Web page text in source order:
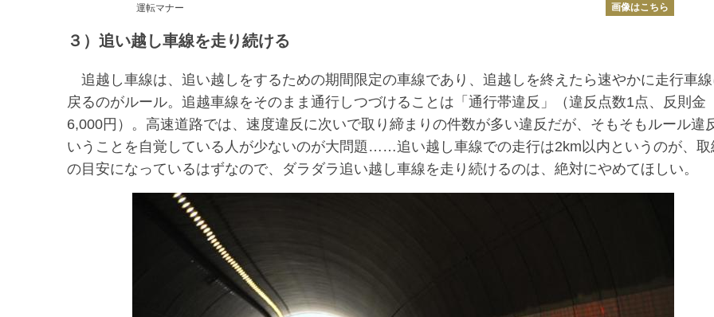
運転マナー 画像はこちら
３）追い越し車線を走り続ける
追越し車線は、追い越しをするための期間限定の車線であり、追越しを終えたら速やかに走行車
戻るのがルール。追越車線をそのまま通行しつづけることは「通行帯違反」（違反点数1点、反則金
6,000円）。高速道路では、速度違反に次いで取り締まりの件数が多い違反だが、そもそもルール違
いうことを自覚している人が少ないのが大問題……追い越し車線での走行は2km以内というのが、取
の目安になっているはずなので、ダラダラ追い越し車線を走り続けるのは、絶対にやめてほしい。